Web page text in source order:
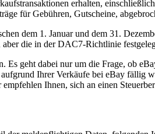
erhalten,
für Gebühren, Gutscheine,
dem 1. Januar und dem 31.
die in der DAC7-Richtlinie
geht dabei nur um die Frage, ob
Ihrer Verkäufe bei eBay fällig
Ihnen, sich an einen